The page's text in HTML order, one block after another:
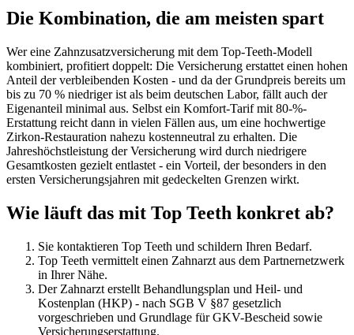
Die Kombination, die am meisten spart
Wer eine Zahnzusatzversicherung mit dem Top-Teeth-Modell
kombiniert, profitiert doppelt: Die Versicherung erstattet einen hohen
Anteil der verbleibenden Kosten - und da der Grundpreis bereits um
bis zu 70 % niedriger ist als beim deutschen Labor, fällt auch der
Eigenanteil minimal aus. Selbst ein Komfort-Tarif mit 80-%-
Erstattung reicht dann in vielen Fällen aus, um eine hochwertige
Zirkon-Restauration nahezu kostenneutral zu erhalten. Die
Jahreshöchstleistung der Versicherung wird durch niedrigere
Gesamtkosten gezielt entlastet - ein Vorteil, der besonders in den
ersten Versicherungsjahren mit gedeckelten Grenzen wirkt.
Wie läuft das mit Top Teeth konkret ab?
Sie kontaktieren Top Teeth und schildern Ihren Bedarf.
Top Teeth vermittelt einen Zahnarzt aus dem Partnernetzwerk
in Ihrer Nähe.
Der Zahnarzt erstellt Behandlungsplan und Heil- und
Kostenplan (HKP) - nach SGB V §87 gesetzlich
vorgeschrieben und Grundlage für GKV-Bescheid sowie
Versicherungserstattung.